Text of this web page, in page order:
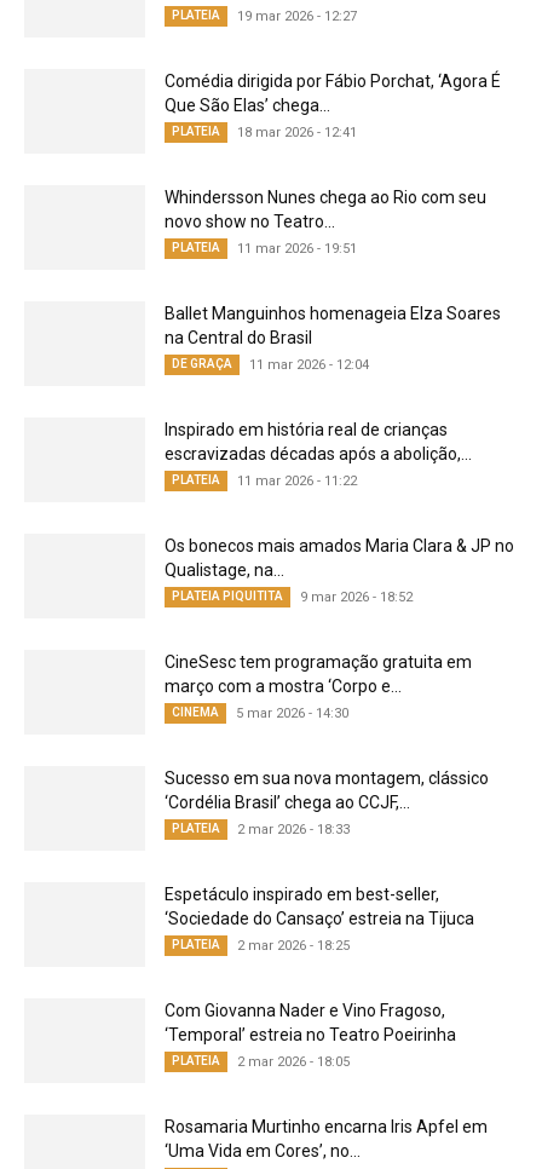
PLATEIA 19 mar 2026 - 12:27
Comédia dirigida por Fábio Porchat, ‘Agora É
Que São Elas’ chega...
PLATEIA 18 mar 2026 - 12:41
Whindersson Nunes chega ao Rio com seu
novo show no Teatro...
PLATEIA 11 mar 2026 - 19:51
Ballet Manguinhos homenageia Elza Soares
na Central do Brasil
DE GRAÇA 11 mar 2026 - 12:04
Inspirado em história real de crianças
escravizadas décadas após a abolição,...
PLATEIA 11 mar 2026 - 11:22
Os bonecos mais amados Maria Clara & JP no
Qualistage, na...
PLATEIA PIQUITITA 9 mar 2026 - 18:52
CineSesc tem programação gratuita em
março com a mostra ‘Corpo e...
CINEMA 5 mar 2026 - 14:30
Sucesso em sua nova montagem, clássico
‘Cordélia Brasil’ chega ao CCJF,...
PLATEIA 2 mar 2026 - 18:33
Espetáculo inspirado em best-seller,
‘Sociedade do Cansaço’ estreia na Tijuca
PLATEIA 2 mar 2026 - 18:25
Com Giovanna Nader e Vino Fragoso,
‘Temporal’ estreia no Teatro Poeirinha
PLATEIA 2 mar 2026 - 18:05
Rosamaria Murtinho encarna Iris Apfel em
‘Uma Vida em Cores’, no...